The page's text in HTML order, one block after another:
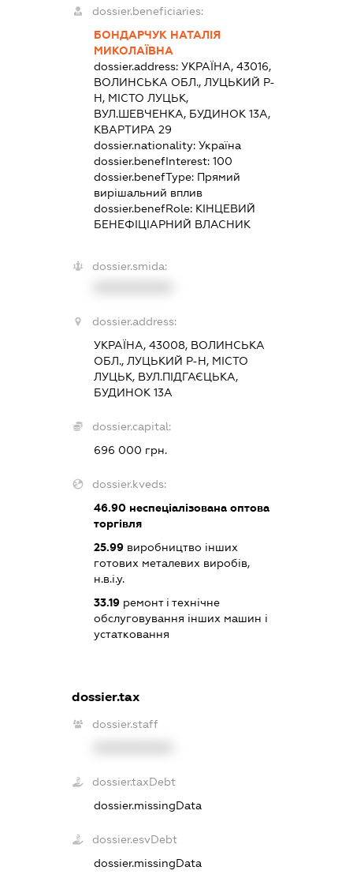
dossier.beneficiaries:
БОНДАРЧУК НАТАЛІЯ
МИКОЛАЇВНА
dossier.address: УКРАЇНА, 43016,
ВОЛИНСЬКА ОБЛ., ЛУЦЬКИЙ Р-
Н, МІСТО ЛУЦЬК,
ВУЛ.ШЕВЧЕНКА, БУДИНОК 13А,
КВАРТИРА 29
dossier.nationality: Україна
dossier.benefInterest: 100
dossier.benefType: Прямий
вирішальний вплив
dossier.benefRole: КІНЦЕВИЙ
БЕНЕФІЦІАРНИЙ ВЛАСНИК
dossier.smida:
dossier.address:
УКРАЇНА, 43008, ВОЛИНСЬКА
ОБЛ., ЛУЦЬКИЙ Р-Н, МІСТО
ЛУЦЬК, ВУЛ.ПІДГАЄЦЬКА,
БУДИНОК 13А
dossier.capital:
696 000 грн.
dossier.kveds:
46.90неспеціалізована оптова
торгівля
25.99виробництво інших
готових металевих виробів,
н.в.і.у.
33.19ремонт і технічне
обслуговування інших машин і
устатковання
dossier.tax
dossier.staff
dossier.taxDebt
dossier.missingData
dossier.esvDebt
dossier.missingData